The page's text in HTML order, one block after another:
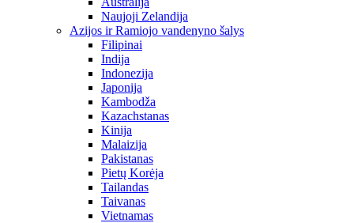
Naujoji Zelandija
Azijos ir Ramiojo vandenyno šalys
Filipinai
Indija
Indonezija
Japonija
Kambodža
Kazachstanas
Kinija
Malaizija
Pakistanas
Pietų Korėja
Tailandas
Taivanas
Vietnamas